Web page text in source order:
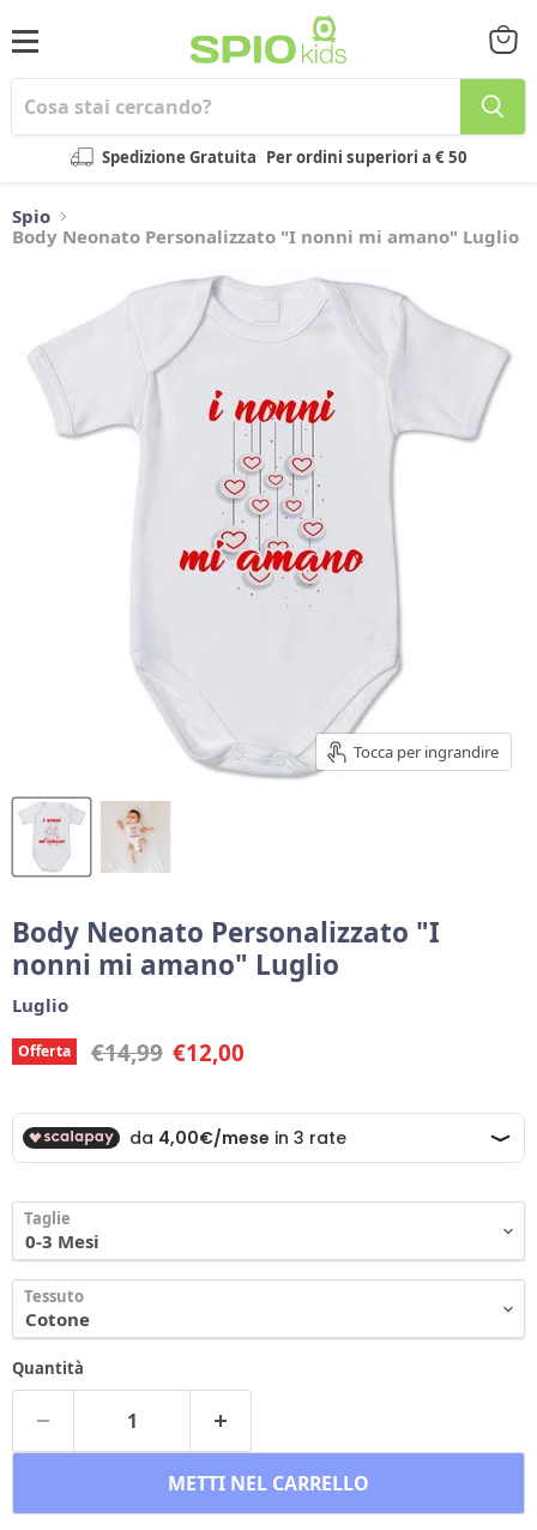
Menu
Spedizione Gratuita Per ordini superiori a € 50
il
Spio
Body Neonato Personalizzato "I nonni mi amano" Luglio
Tocca per ingrandire
Body Neonato Personalizzato "I
nonni mi amano" Luglio
Luglio
Offerta Prezzo originale
€14,99 Prezzo corrente
€12,00
Taglie
Tessuto
Quantità
METTI NEL CARRELLO